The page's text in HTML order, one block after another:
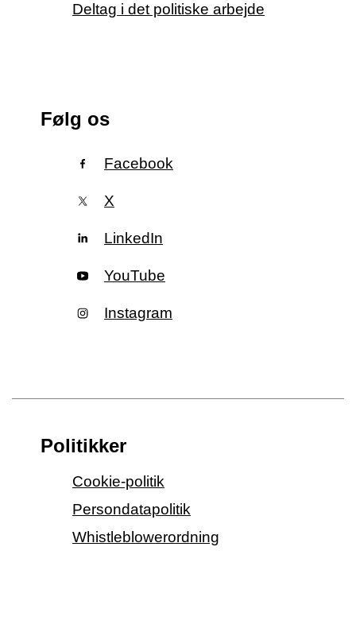
Deltag i det politiske arbejde
Følg os
Facebook
X
LinkedIn
YouTube
Instagram
Politikker
Cookie-politik
Persondatapolitik
Whistleblowerordning